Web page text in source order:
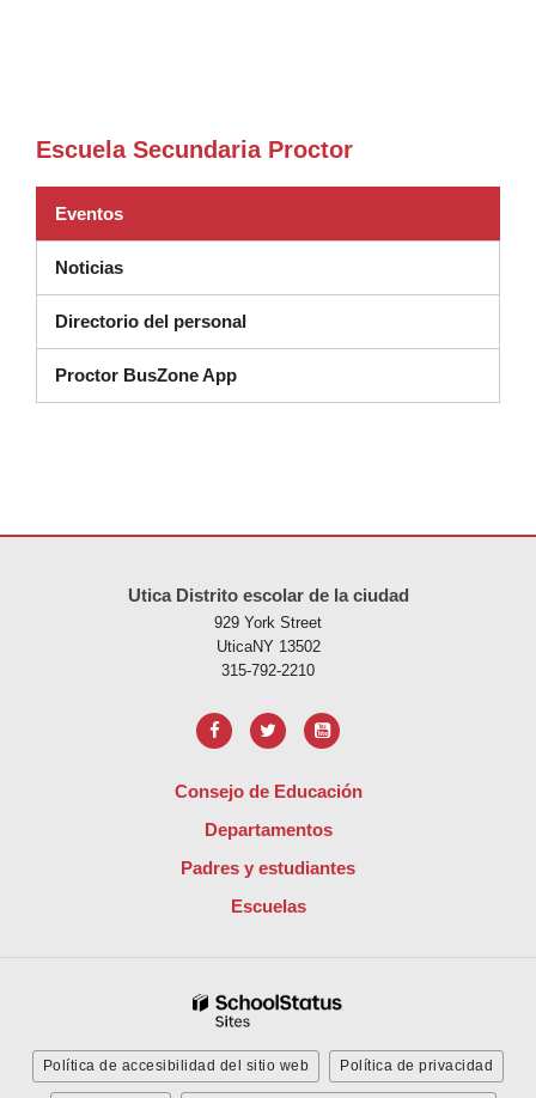
Escuela Secundaria Proctor
Eventos
Noticias
Directorio del personal
Proctor BusZone App
Utica Distrito escolar de la ciudad
929 York Street
UticaNY 13502
315-792-2210
Consejo de Educación
Departamentos
Padres y estudiantes
Escuelas
Política de accesibilidad del sitio web Política de privacidad